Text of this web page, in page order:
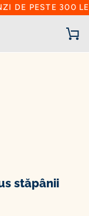
300 LEI
stăpânii